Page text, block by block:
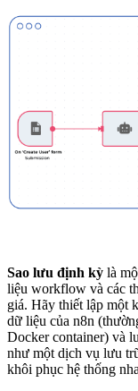
Sao lưu định kỳ là
liệu workflow và các
giá. Hãy thiết lập một
dữ liệu của n8n
Docker container) và
như một dịch vụ lưu
khôi phục hệ thống